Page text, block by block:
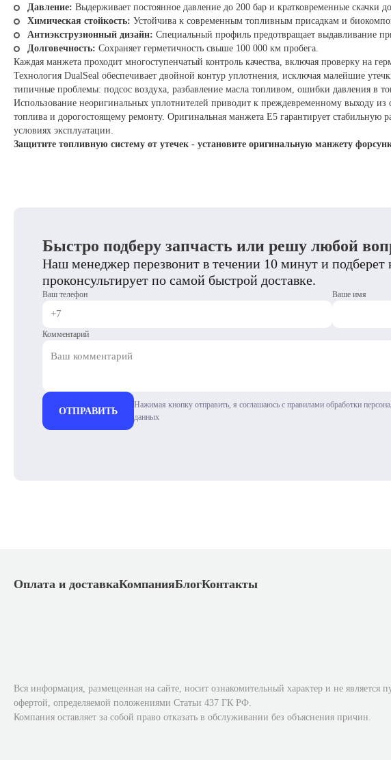
Давление: Выдерживает постоянное давление до 200 бар и кратковременные скачки
Химическая стойкость: Устойчива к современным топливным присадкам и
Антиэкструзионный дизайн: Специальный профиль предотвращает выдавливание
Долговечность: Сохраняет герметичность свыше 100 000 км пробега.
Каждая манжета проходит многоступенчатый контроль качества, включая проверку на
Технология DualSeal обеспечивает двойной контур уплотнения, исключая малейшие
типичные проблемы: подсос воздуха, разбавление масла топливом, ошибки давления в
Использование неоригинальных уплотнителей приводит к преждевременному выходу
топлива и дорогостоящему ремонту. Оригинальная манжета E5 гарантирует стабильную
условиях эксплуатации.
Защитите топливную систему от утечек - установите оригинальную манжету
Быстро подберу запчасть или решу любой
Наш менеджер перезвонит в течении 10 минут и подберет
проконсультирует по самой быстрой доставке.
Ваш телефон Ваше имя
Комментарий
ОТПРАВИТЬ
Нажимая кнопку отправить, я соглашаюсь с правилами обработки
данных
Оплата и доставкаКомпанияБлогКонтакты
Вся информация, размещенная на сайте, носит ознакомительный характер и не является
офертой, определяемой положениями Статьи 437 ГК РФ.
Компания оставляет за собой право отказать в обслуживании без объяснения причин.